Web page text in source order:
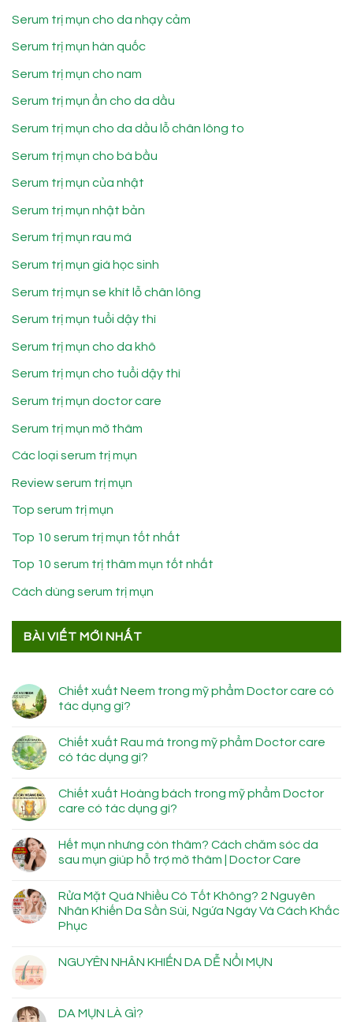
Serum trị mụn cho da nhạy cảm
Serum trị mụn hàn quốc
Serum trị mụn cho nam
Serum trị mụn ẩn cho da dầu
Serum trị mụn cho da dầu lỗ chân lông to
Serum trị mụn cho bà bầu
Serum trị mụn của nhật
Serum trị mụn nhật bản
Serum trị mụn rau má
Serum trị mụn giá học sinh
Serum trị mụn se khít lỗ chân lông
Serum trị mụn tuổi dậy thì
Serum trị mụn cho da khô
Serum trị mụn cho tuổi dậy thì
Serum trị mụn doctor care
Serum trị mụn mờ thâm
Các loại serum trị mụn
Review serum trị mụn
Top serum trị mụn
Top 10 serum trị mụn tốt nhất
Top 10 serum trị thâm mụn tốt nhất
Cách dùng serum trị mụn
BÀI VIẾT MỚI NHẤT
Chiết xuất Neem trong mỹ phẩm Doctor care có
tác dụng gì?
Chiết xuất Rau má trong mỹ phẩm Doctor care
có tác dụng gì?
Chiết xuất Hoàng bách trong mỹ phẩm Doctor
care có tác dụng gì?
Hết mụn nhưng còn thâm? Cách chăm sóc da
sau mụn giúp hỗ trợ mờ thâm | Doctor Care
Rửa Mặt Quá Nhiều Có Tốt Không? 2 Nguyên
Nhân Khiến Da Sần Sùi, Ngứa Ngáy Và Cách Khắc
Phục
NGUYÊN NHÂN KHIẾN DA DỄ NỔI MỤN
DA MỤN LÀ GÌ?